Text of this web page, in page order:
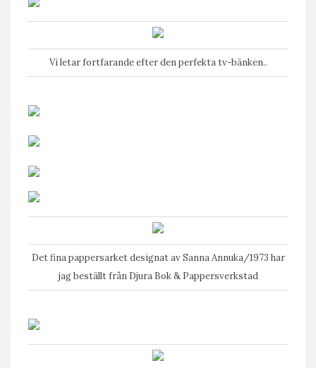
Vi letar fortfarande efter den perfekta tv-bänken..
Det fina pappersarket designat av Sanna Annuka/1973 har
jag beställt från Djura Bok & Pappersverkstad